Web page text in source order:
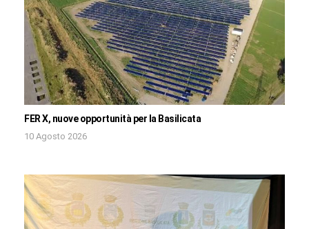
FER X, nuove opportunità per la Basilicata
10 Agosto 2026